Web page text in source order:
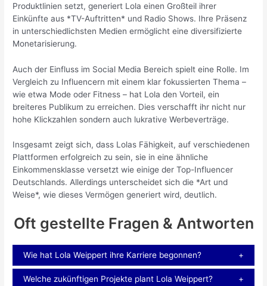
Produktlinien setzt, generiert Lola einen Großteil ihrer
Einkünfte aus *TV-Auftritten* und Radio Shows. Ihre Präsenz
in unterschiedlichsten Medien ermöglicht eine diversifizierte
Monetarisierung.
Auch der Einfluss im Social Media Bereich spielt eine Rolle. Im
Vergleich zu Influencern mit einem klar fokussierten Thema –
wie etwa Mode oder Fitness – hat Lola den Vorteil, ein
breiteres Publikum zu erreichen. Dies verschafft ihr nicht nur
hohe Klickzahlen sondern auch lukrative Werbeverträge.
Insgesamt zeigt sich, dass Lolas Fähigkeit, auf verschiedenen
Plattformen erfolgreich zu sein, sie in eine ähnliche
Einkommensklasse versetzt wie einige der Top-Influencer
Deutschlands. Allerdings unterscheidet sich die *Art und
Weise*, wie dieses Vermögen generiert wird, deutlich.
Oft gestellte Fragen & Antworten
Wie hat Lola Weippert ihre Karriere begonnen?
Welche zukünftigen Projekte plant Lola Weippert?